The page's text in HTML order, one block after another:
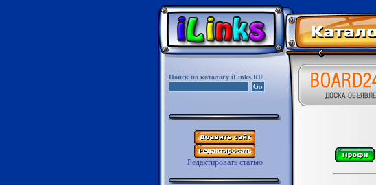
Поиск по каталогу iLinks.RU
Редактировать статью